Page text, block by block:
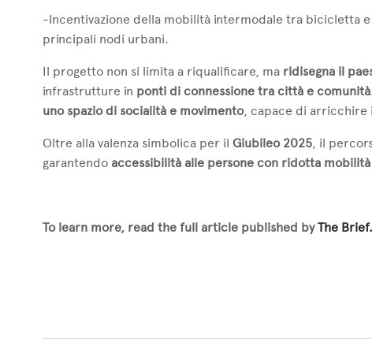
-Incentivazione della mobilità intermodale tra bicicletta
principali nodi urbani.
Il progetto non si limita a riqualificare, ma ridisegna il
infrastrutture in ponti di connessione tra città e comunità
uno spazio di socialità e movimento, capace di arricchire
Oltre alla valenza simbolica per il Giubileo 2025, il
garantendo accessibilità alle persone con ridotta mobilità
To learn more, read the full article published byThe Brief.